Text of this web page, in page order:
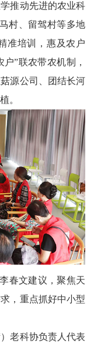
推动先进的农业科
村、留驾村等多地
准培训，惠及农户
”联农带农机制，
源公司、团结长河
植。
春文建议，聚焦天
，重点抓好中小型
老科协负责人代表